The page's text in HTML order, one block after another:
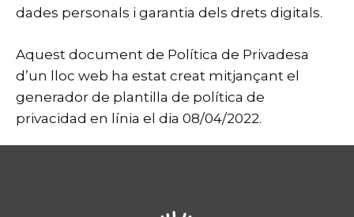
dades personals i garantia dels drets digitals.
Aquest document de Política de Privadesa
d’un lloc web ha estat creat mitjançant el
generador de plantilla de política de
privacidad en línia el dia 08/04/2022.